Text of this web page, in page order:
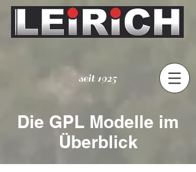
seit 1925
Die GPL Modelle im
Überblick